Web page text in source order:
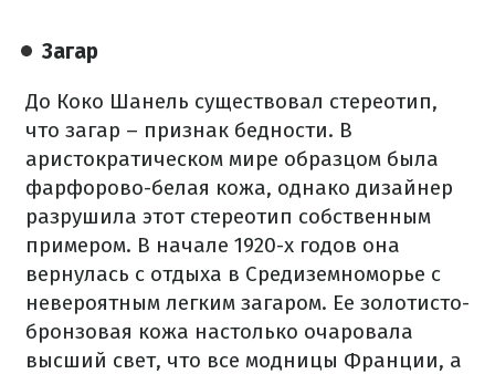
Загар
До Коко Шанель существовал стереотип,
что загар – признак бедности. В
аристократическом мире образцом была
фарфорово-белая кожа, однако дизайнер
разрушила этот стереотип собственным
примером. В начале 1920-х годов она
вернулась с отдыха в Средиземноморье с
невероятным легким загаром. Ее золотисто-
бронзовая кожа настолько очаровала
высший свет, что все модницы Франции, а